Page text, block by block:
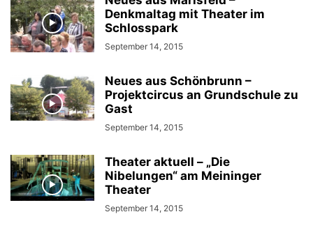
Denkmaltag mit Theater im
Schlosspark
September 14, 2015
Neues aus Schönbrunn –
Projektcircus an Grundschule zu
Gast
September 14, 2015
Theater aktuell – „Die
Nibelungen“ am Meininger
Theater
September 14, 2015